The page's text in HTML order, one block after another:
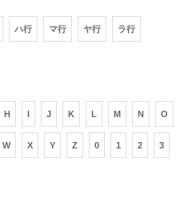
ハ行 マ行 ヤ行 ラ行
H J K L M N O
W X Y Z 0 1 2 3